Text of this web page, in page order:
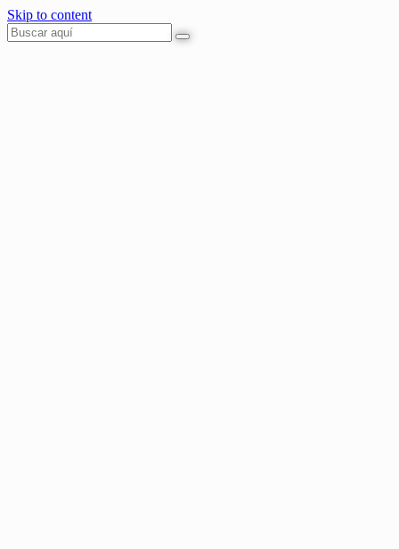
Skip to content